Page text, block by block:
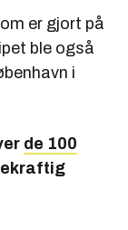
er gjort på
ble også
i
de 100